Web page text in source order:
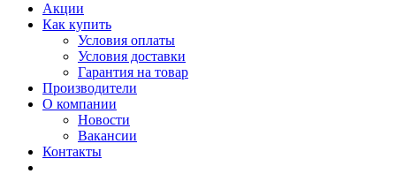
Акции
Как купить
Условия оплаты
Условия доставки
Гарантия на товар
Производители
О компании
Новости
Вакансии
Контакты